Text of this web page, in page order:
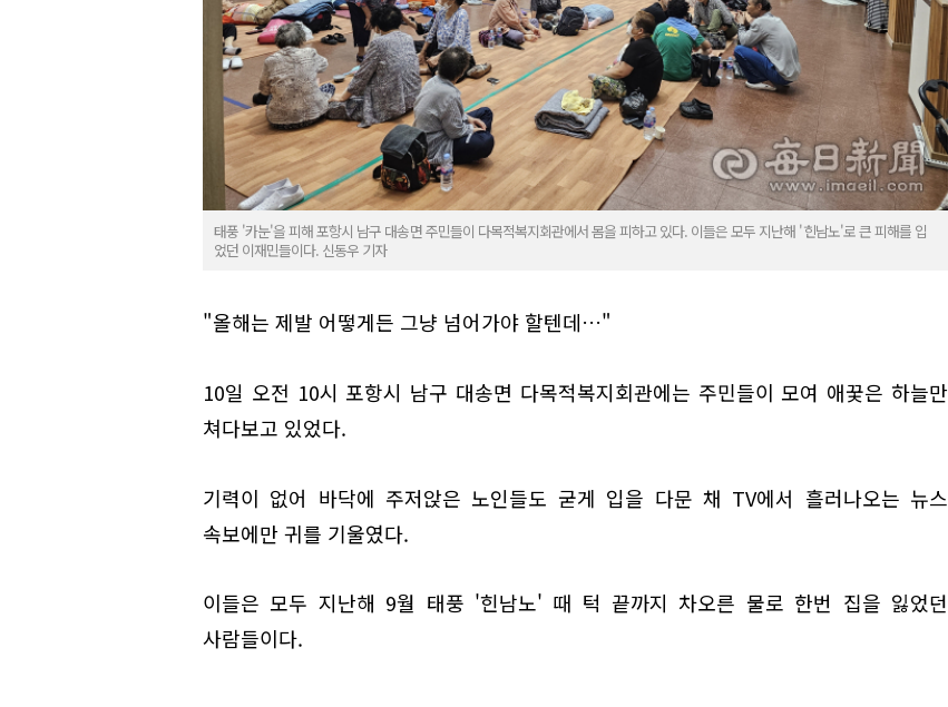
태풍 '카눈'을 피해 포항시 남구 대송면 주민들이 다목적복지회관에서 몸을 피하고 있다. 이들은 모두 지난해 '힌남노'로 큰 피해를 입
었던 이재민들이다. 신동우 기자
"올해는 제발 어떻게든 그냥 넘어가야 할텐데…"
10일 오전 10시 포항시 남구 대송면 다목적복지회관에는 주민들이 모여 애꿎은 하늘만
쳐다보고 있었다.
기력이 없어 바닥에 주저앉은 노인들도 굳게 입을 다문 채 TV에서 흘러나오는 뉴스
속보에만 귀를 기울였다.
이들은 모두 지난해 9월 태풍 '힌남노' 때 턱 끝까지 차오른 물로 한번 집을 잃었던
사람들이다.